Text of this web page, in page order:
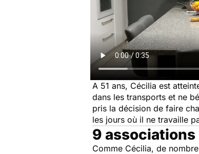
A 51 ans, Cécilia est
dans les transports et ne
pris la décision de faire
les jours où il ne travaille
9
Comme Cécilia, de